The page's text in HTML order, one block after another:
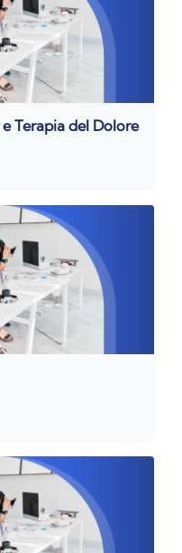
Terapia del Dolore